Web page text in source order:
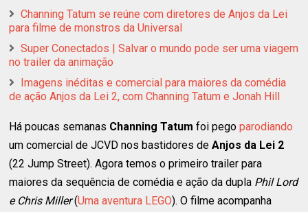
Channing Tatum se reúne com diretores de Anjos da Lei
para filme de monstros da Universal
Super Conectados | Salvar o mundo pode ser uma viagem
no trailer da animação
Imagens inéditas e comercial para maiores da comédia
de ação Anjos da Lei 2, com Channing Tatum e Jonah Hill
Há poucas semanas Channing Tatum foi pegoparodiando
um comercial de JCVD nos bastidores deAnjos da Lei 2
(22 Jump Street). Agora temos o primeiro trailer para
maiores da sequência de comédia e ação da dupla Phil Lord
e Chris Miller(Uma aventura LEGO). O filme acompanha